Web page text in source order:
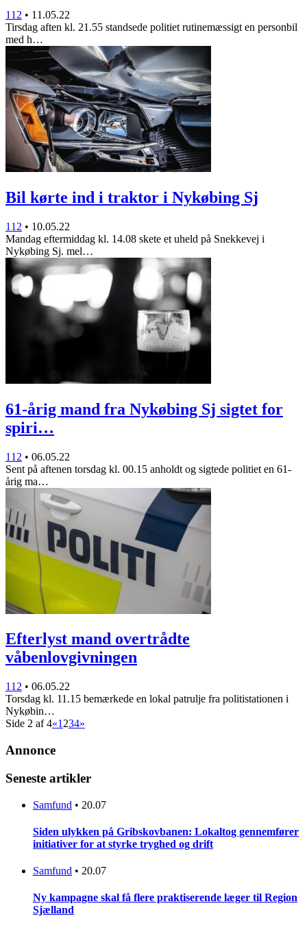
112 • 11.05.22
Tirsdag aften kl. 21.55 standsede politiet rutinemæssigt en personbil
med h…
Bil kørte ind i traktor i Nykøbing Sj
112 • 10.05.22
Mandag eftermiddag kl. 14.08 skete et uheld på Snekkevej i
Nykøbing Sj. mel…
61-årig mand fra Nykøbing Sj sigtet for
spiri…
112 • 06.05.22
Sent på aftenen torsdag kl. 00.15 anholdt og sigtede politiet en 61-
årig ma…
Efterlyst mand overtrådte
våbenlovgivningen
112 • 06.05.22
Torsdag kl. 11.15 bemærkede en lokal patrulje fra politistationen i
Nykøbin…
Side 2 af 4«1 234»
Annonce
Seneste artikler
Samfund • 20.07
Siden ulykken på Gribskovbanen: Lokaltog gennemfører
initiativer for at styrke tryghed og drift
Samfund • 20.07
Ny kampagne skal få flere praktiserende læger til Region
Sjælland